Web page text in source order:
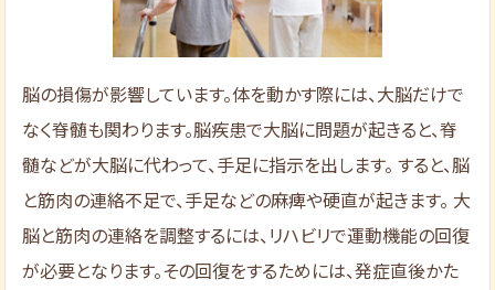
脳の損傷が影響しています。体を動かす際には、大脳だけで
なく脊髄も関わります。脳疾患で大脳に問題が起きると、脊
髄などが大脳に代わって、手足に指示を出します。 すると、脳
と筋肉の連絡不足で、手足などの麻痺や硬直が起きます。 大
脳と筋肉の連絡を調整するには、リハビリで運動機能の回復
が必要となります。その回復をするためには、発症直後かた